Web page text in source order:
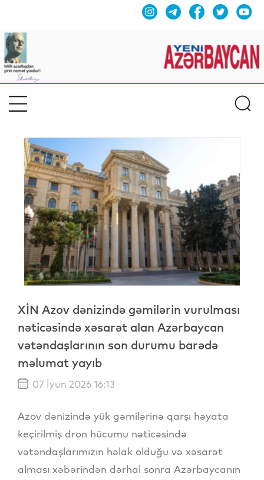
XİN Azov dənizində gəmilərin vurulması
nəticəsində xəsarət alan Azərbaycan
vətəndaşlarının son durumu barədə
məlumat yayıb
07 İyun 2026 16:13
Azov dənizində yük gəmilərinə qarşı həyata
keçirilmiş dron hücumu nəticəsində
vətəndaşlarımızın həlak olduğu və xəsarət
alması xəbərindən dərhal sonra Azərbaycanın